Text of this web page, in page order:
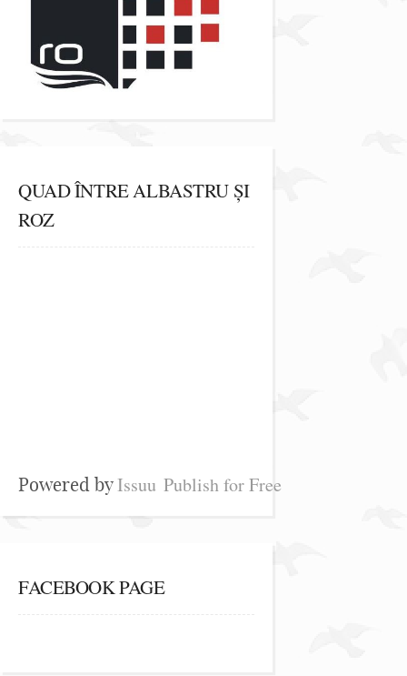
QUAD ÎNTRE ALBASTRU ȘI
ROZ
Powered byIssuu Publish for Free
FACEBOOK PAGE